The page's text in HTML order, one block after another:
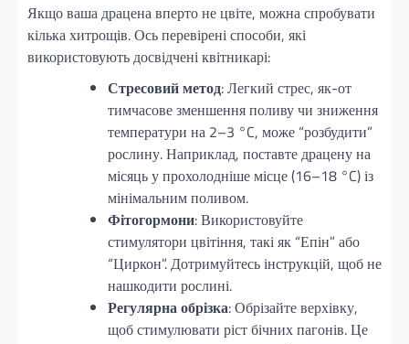
Якщо ваша драцена вперто не цвіте, можна спробувати
кілька хитрощів. Ось перевірені способи, які
використовують досвідчені квітникарі:
Стресовий метод: Легкий стрес, як-от
тимчасове зменшення поливу чи зниження
температури на 2–3 °C, може “розбудити”
рослину. Наприклад, поставте драцену на
місяць у прохолодніше місце (16–18 °C) із
мінімальним поливом.
Фітогормони: Використовуйте
стимулятори цвітіння, такі як “Епін” або
“Циркон”. Дотримуйтесь інструкцій, щоб не
нашкодити рослині.
Регулярна обрізка: Обрізайте верхівку,
щоб стимулювати ріст бічних пагонів. Це